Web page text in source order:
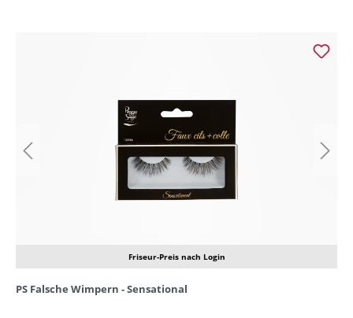
Friseur-Preis nach Login
PS Falsche Wimpern - Sensational